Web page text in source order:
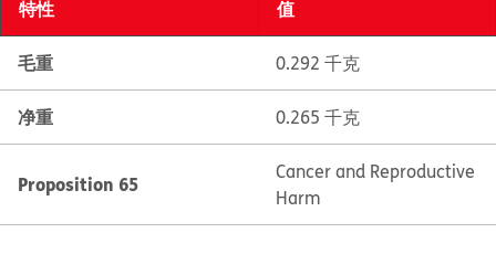
特性 值
毛重 0.292 千克
净重 0.265 千克
Proposition 65
Cancer and Reproductive
Harm